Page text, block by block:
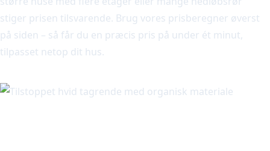
stiger prisen tilsvarende. Brug vores prisberegner øverst
på siden – så får du en præcis pris på under ét minut,
tilpasset netop dit hus.